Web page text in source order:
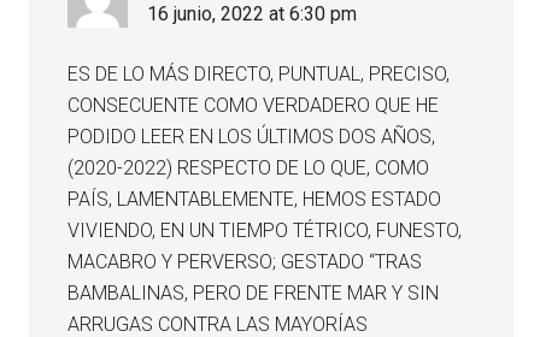
16 junio, 2022 at 6:30 pm
ES DE LO MÁS DIRECTO, PUNTUAL, PRECISO,
CONSECUENTE COMO VERDADERO QUE HE
PODIDO LEER EN LOS ÚLTIMOS DOS AÑOS,
(2020-2022) RESPECTO DE LO QUE, COMO
PAÍS, LAMENTABLEMENTE, HEMOS ESTADO
VIVIENDO, EN UN TIEMPO TÉTRICO, FUNESTO,
MACABRO Y PERVERSO; GESTADO “TRAS
BAMBALINAS, PERO DE FRENTE MAR Y SIN
ARRUGAS CONTRA LAS MAYORÍAS